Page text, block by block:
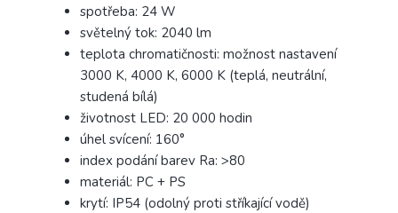
spotřeba: 24 W
světelný tok: 2040 lm
teplota chromatičnosti: možnost nastavení
3000 K, 4000 K, 6000 K (teplá, neutrální,
studená bílá)
životnost LED: 20 000 hodin
úhel svícení: 160°
index podání barev Ra: >80
materiál: PC + PS
krytí: IP54 (odolný proti stříkající vodě)